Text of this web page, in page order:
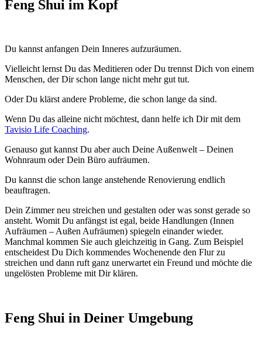
Feng Shui im Kopf
Du kannst anfangen Dein Inneres aufzuräumen.
Vielleicht lernst Du das Meditieren oder Du trennst Dich von einem
Menschen, der Dir schon lange nicht mehr gut tut.
Oder Du klärst andere Probleme, die schon lange da sind.
Wenn Du das alleine nicht möchtest, dann helfe ich Dir mit dem
Tavisio Life Coaching.
Genauso gut kannst Du aber auch Deine Außenwelt – Deinen
Wohnraum oder Dein Büro aufräumen.
Du kannst die schon lange anstehende Renovierung endlich
beauftragen.
Dein Zimmer neu streichen und gestalten oder was sonst gerade so
ansteht. Womit Du anfängst ist egal, beide Handlungen (Innen
Aufräumen – Außen Aufräumen) spiegeln einander wieder.
Manchmal kommen Sie auch gleichzeitig in Gang. Zum Beispiel
entscheidest Du Dich kommendes Wochenende den Flur zu
streichen und dann ruft ganz unerwartet ein Freund und möchte die
ungelösten Probleme mit Dir klären.
Feng Shui in Deiner Umgebung